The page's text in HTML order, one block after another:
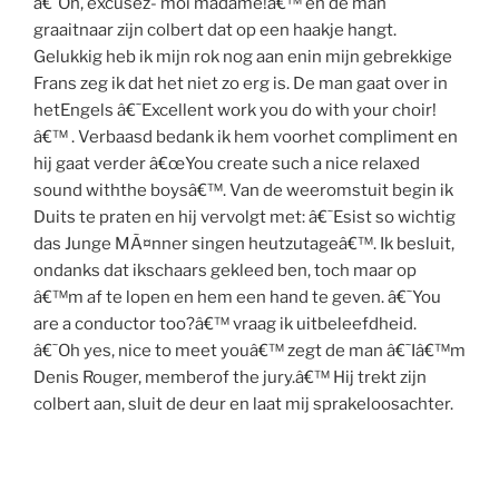
graaitnaar zijn colbert dat op een haakje hangt.
Gelukkig heb ik mijn rok nog aan enin mijn gebrekkige
Frans zeg ik dat het niet zo erg is. De man gaat over in
hetEngels â€˜Excellent work you do with your choir!
â€™ . Verbaasd bedank ik hem voorhet compliment en
hij gaat verder â€œYou create such a nice relaxed
sound withthe boysâ€™. Van de weeromstuit begin ik
Duits te praten en hij vervolgt met: â€˜Esist so wichtig
das Junge MÃ¤nner singen heutzutageâ€™. Ik besluit,
ondanks dat ikschaars gekleed ben, toch maar op
â€™m af te lopen en hem een hand te geven.â€˜You
are a conductor too?â€™ vraag ik uitbeleefdheid.
â€˜Oh yes, nice to meet youâ€™ zegt de man â€˜Iâ€™m
Denis Rouger, memberof the jury.â€™ Hij trekt zijn
colbert aan, sluit de deur en laat mij sprakeloosachter.